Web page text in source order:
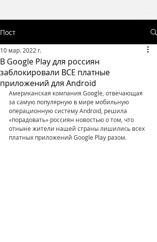
Пост
В Google Play для россиян
заблокировали ВСЕ платные
приложений для Android
10 мар. 2022 г.
Американская компания Google, отвечающая
за самую популярную в мире мобильную
операционную систему Android, решила
«порадовать» россиян новостью о том, что
отныне жители нашей страны лишились всех
платных приложений Google Play разом.